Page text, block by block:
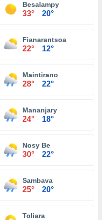
Besalampy
33° 20°
Fianarantsoa
22° 12°
Maintirano
28° 22°
Mananjary
24° 18°
Nosy Be
30° 22°
Sambava
25° 20°
Toliara